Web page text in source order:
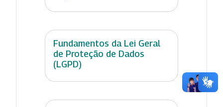
Fundamentos da Lei Geral
de Proteção de Dados
(LGPD)